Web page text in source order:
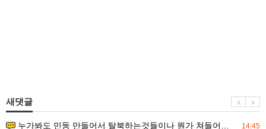
새댓글
14:45
누가봐도 민둥 만들어서 탈북하는것들이나 뭔가 쳐들어오는 낌새를 미리 알아차리기 위함이지 저걸 전쟁준비라고 하…